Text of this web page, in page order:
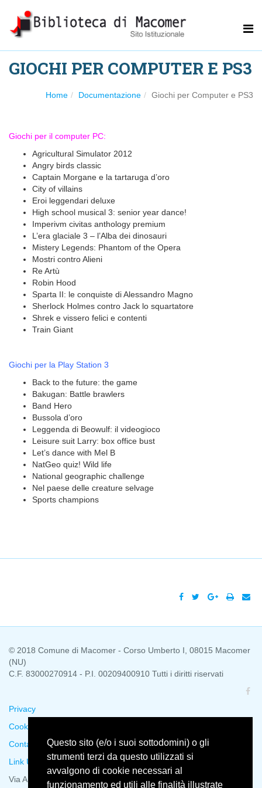
Questo sito (e/o i suoi sottodomini) o gli
strumenti terzi da questo utilizzati si
avvalgono di cookie necessari al
funzionamento ed utili alle finalità illustrate
GIOCHI PER COMPUTER E PS3
Home Documentazione Giochi per Computer e PS3
Giochi per il computer PC:
Agricultural Simulator 2012
Angry birds classic
Captain Morgane e la tartaruga d’oro
City of villains
Eroi leggendari deluxe
High school musical 3: senior year dance!
Imperivm civitas anthology premium
L’era glaciale 3 – l’Alba dei dinosauri
Mistery Legends: Phantom of the Opera
Mostri contro Alieni
Re Artù
Robin Hood
Sparta II: le conquiste di Alessandro Magno
Sherlock Holmes contro Jack lo squartatore
Shrek e vissero felici e contenti
Train Giant
Giochi per la Play Station 3
Back to the future: the game
Bakugan: Battle brawlers
Band Hero
Bussola d’oro
Leggenda di Beowulf: il videogioco
Leisure suit Larry: box office bust
Let’s dance with Mel B
NatGeo quiz! Wild life
National geographic challenge
Nel paese delle creature selvage
Sports champions
© 2018 Comune di Macomer - Corso Umberto I, 08015 Macomer
(NU)
C.F. 83000270914 - P.I. 00209400910 Tutti i diritti riservati
Privacy
Cookie Policy
Contatti
Link Utili
Via Ariosto, 11